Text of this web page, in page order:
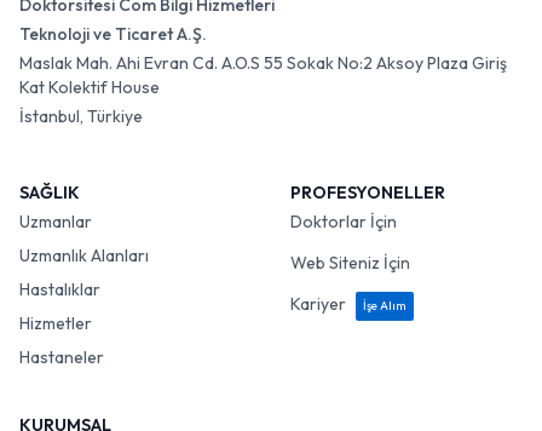
Doktorsitesi Com Bilgi Hizmetleri
Teknoloji ve Ticaret A.Ş.
Maslak Mah. Ahi Evran Cd. A.O.S 55 Sokak No:2 Aksoy Plaza Giriş
Kat Kolektif House
İstanbul, Türkiye
SAĞLIK
Uzmanlar
Uzmanlık Alanları
Hastalıklar
Hizmetler
Hastaneler
PROFESYONELLER
Doktorlar İçin
Web Siteniz İçin
Kariyer
İşe Alım
KURUMSAL